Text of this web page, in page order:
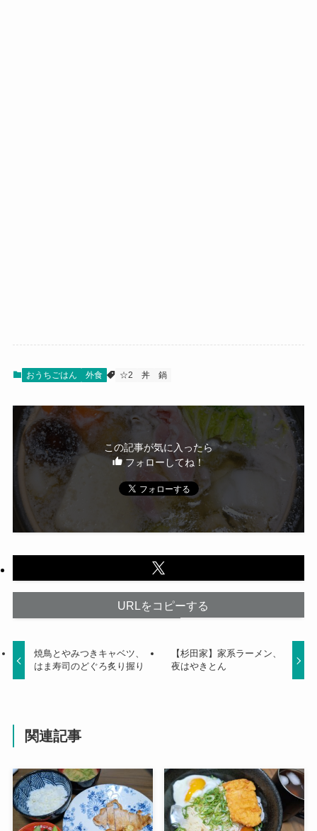
おうちごはん 外食 ☆2 丼 鍋
この記事が気に入ったら
フォローしてね！
URLをコピーする
焼鳥とやみつきキャベツ、
はま寿司のどぐろ炙り握り
【杉田家】家系ラーメン、
夜はやきとん
関連記事